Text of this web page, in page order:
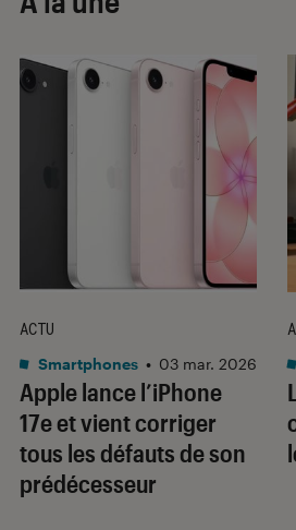
Apple lance l’iPhone
17e et vient corriger
tous les défauts de son
prédécesseur
ACTU
Smartphones • 03 mar. 2026